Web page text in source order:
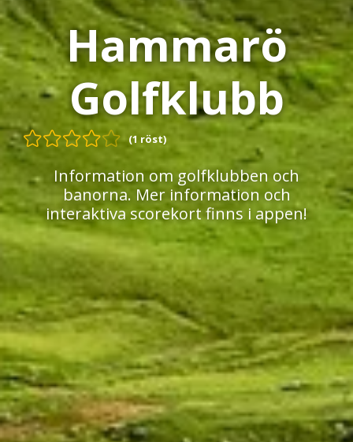
Hammarö
Golfklubb
(1 röst)
Information om golfklubben och
banorna. Mer information och
interaktiva scorekort finns i appen!